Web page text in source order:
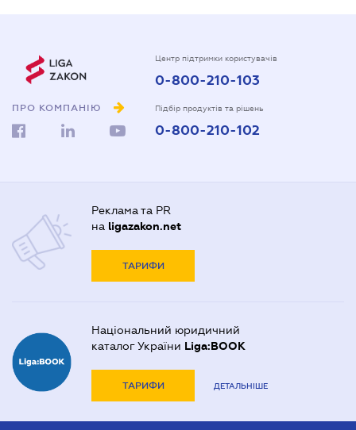
ПРО КОМПАНІЮ
Центр підтримки користувачів
0-800-210-103
Підбір продуктів та рішень
0-800-210-102
Реклама та PR
на ligazakon.net
ТАРИФИ
Національний юридичний
каталог України Liga:BOOK
ТАРИФИ ДЕТАЛЬНІШЕ